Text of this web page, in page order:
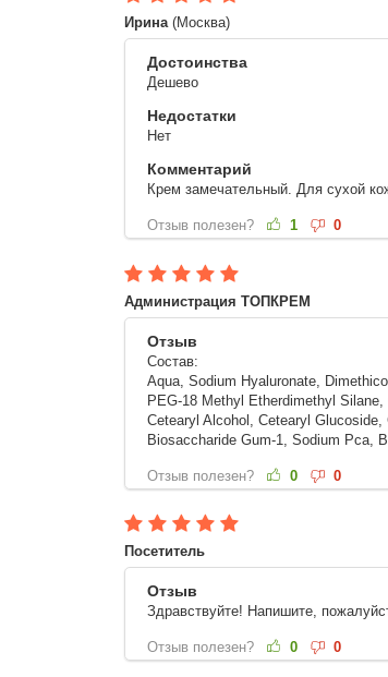
Ирина(Москва)
Достоинства
Дешево
Недостатки
Нет
Комментарий
Крем замечательный. Для сухой
Отзыв полезен? 1 0
Администрация ТОПКРЕМ
Отзыв
Состав:
Aqua, Sodium Hyaluronate,
PEG-18 Methyl Etherdimethyl
Cetearyl Alcohol, Cetearyl
Biosaccharide Gum-1, Sodium Pca,
Отзыв полезен? 0 0
Посетитель
Отзыв
Здравствуйте! Напишите,
Отзыв полезен? 0 0